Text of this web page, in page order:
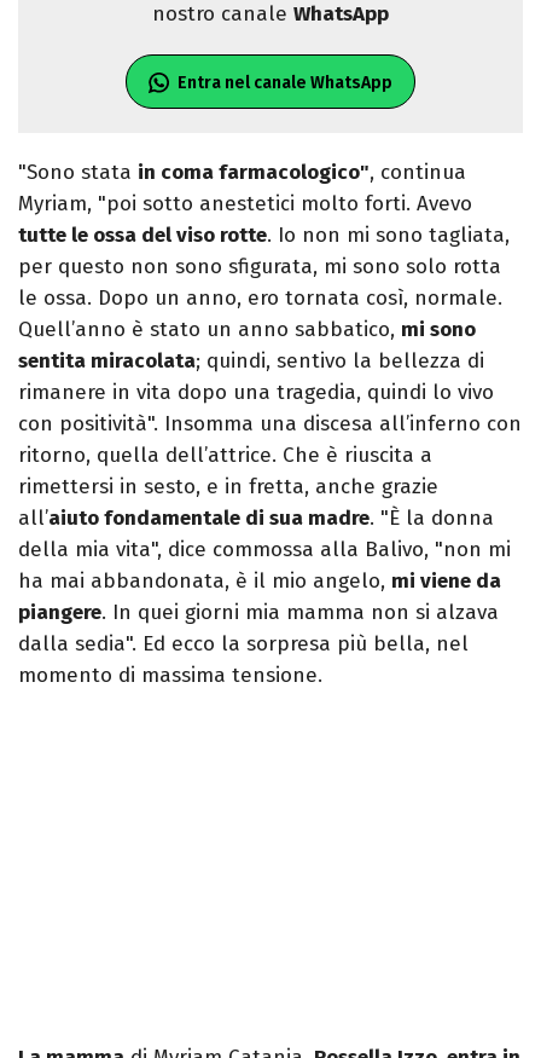
nostro canale WhatsApp
Entra nel canale WhatsApp
"Sono stata in coma farmacologico", continua
Myriam, "poi sotto anestetici molto forti. Avevo
tutte le ossa del viso rotte. Io non mi sono tagliata,
per questo non sono sfigurata, mi sono solo rotta
le ossa. Dopo un anno, ero tornata così, normale.
Quell’anno è stato un anno sabbatico, mi sono
sentita miracolata; quindi, sentivo la bellezza di
rimanere in vita dopo una tragedia, quindi lo vivo
con positività". Insomma una discesa all’inferno con
ritorno, quella dell’attrice. Che è riuscita a
rimettersi in sesto, e in fretta, anche grazie
all’aiuto fondamentale di sua madre. "È la donna
della mia vita", dice commossa alla Balivo, "non mi
ha mai abbandonata, è il mio angelo, mi viene da
piangere. In quei giorni mia mamma non si alzava
dalla sedia". Ed ecco la sorpresa più bella, nel
momento di massima tensione.